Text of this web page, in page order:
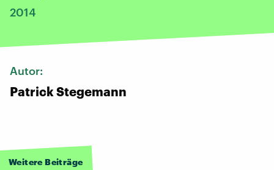
2014
Autor:
Patrick Stegemann
Weitere Beiträge